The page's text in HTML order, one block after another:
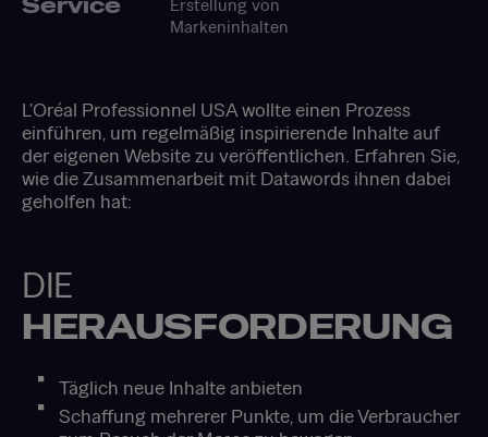
Erstellung von
Markeninhalten
L'Oréal Professionnel USA wollte einen Prozess
einführen, um regelmäßig inspirierende Inhalte auf
der eigenen Website zu veröffentlichen. Erfahren Sie,
wie die Zusammenarbeit mit Datawords ihnen dabei
geholfen hat:
DIE
HERAUSFORDERUNG
Täglich neue Inhalte anbieten
Schaffung mehrerer Punkte, um die Verbraucher